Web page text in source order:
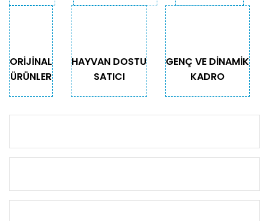
ORİJİNAL
ÜRÜNLER
HAYVAN DOSTU
SATICI
GENÇ VE DİNAMİK
KADRO